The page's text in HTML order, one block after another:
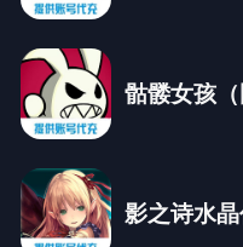
骷髅女孩
影之诗水晶